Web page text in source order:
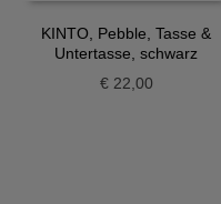
KINTO, Pebble, Tasse &
Untertasse, schwarz
€22,00